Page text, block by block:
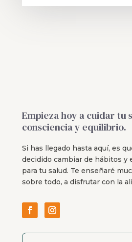
Empieza hoy a cuidar tu
consciencia y equilibrio.
Si has llegado hasta aquí, es
decidido cambiar de hábitos y
para tu salud. Te enseñaré
sobre todo, a disfrutar con la